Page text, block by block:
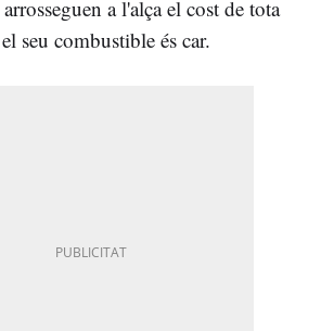
a l'alça el cost de tota
seu combustible és car.